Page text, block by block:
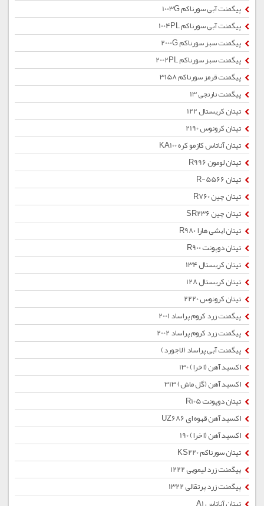
پیگمنت آبی سورناکم 1003G
پیگمنت آبی سورناکم 1004PL
پیگمنت سبز سورناکم 2000G
پیگمنت سبز سورناکم 2002PL
پیگمنت قرمز سورناکم 3158
پیگمنت نارنجی 13
تیتان کریستال 122
تیتان کرونوس 2190
تیتان آناتاس کازمو کره KA100
تیتان لومون R996
تیتان R-5566
تیتان چین R760
تیتان چین SR236
تیتان ایشی هارا R980
تیتان دوپونت R900
تیتان کریستال 134
تیتان کریستال 128
تیتان کرونوس 2220
پیگمنت زرد كروم پراساد 2001
پیگمنت زرد كروم پراساد 2002
پیگمنت آبی پراساد (لاجورد)
اکسید آهن (اخرا) 130
اکسید آهن (گل ماش) 313
تیتان دوپونت R105
اکسید آهن قهوه ای UZ686
اکسید آهن (اخرا) 190
تیتان سورناکم KS220
پیگمنت زرد لیمویی 1222
پیگمنت زرد پرتقالی 1322